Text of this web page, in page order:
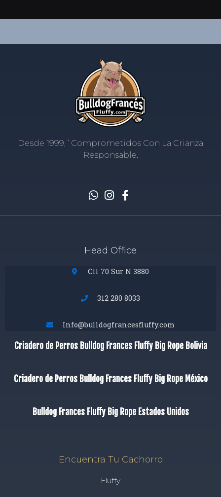
Desde 1999, ‘ Comprometidos Con La Crianza
Responsable.
Head Office
Cll 70 Sur N 3880
312 280 8033
Info@bulldogfrancesfluffy.com
Criadero de Perros Bulldog Frances Fluffy Big Rope Bolivia
Criadero de Perros Bulldog Frances Fluffy Big Rope México
Bulldog Frances Fluffy Big Rope Estados Unidos
Encuentra Tu Cachorro
Fluffy